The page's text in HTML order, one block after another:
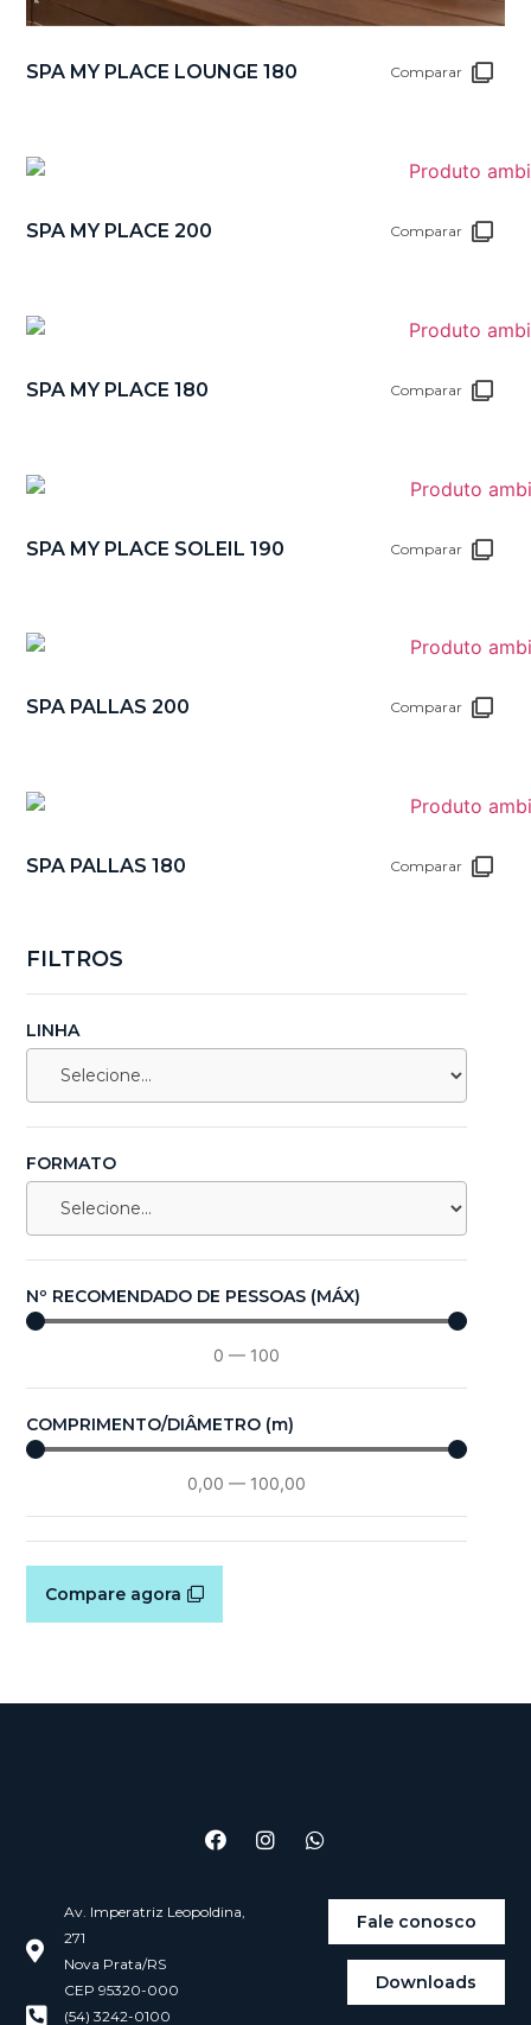
FILTROS
LINHA
FORMATO
Nº RECOMENDADO DE PESSOAS (MÁX)
0 — 100
COMPRIMENTO/DIÂMETRO (m)
0,00 — 100,00
Compare agora
SPA MY PLACE LOUNGE 180 Comparar
SPA MY PLACE 200 Comparar
SPA MY PLACE 180 Comparar
SPA MY PLACE SOLEIL 190 Comparar
SPA PALLAS 200 Comparar
SPA PALLAS 180 Comparar
Av. Imperatriz Leopoldina,
271
Nova Prata/RS
CEP 95320-000
(54) 3242-0100
Fale conosco
Downloads